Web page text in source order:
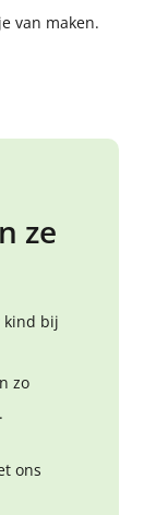
van maken.
ze
kind bij
zo
ons